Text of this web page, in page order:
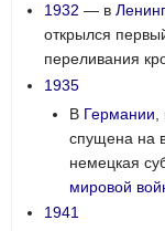
1932 — в
открылся
переливания
1935
В Германии
спущена на
немецкая
мировой
1941